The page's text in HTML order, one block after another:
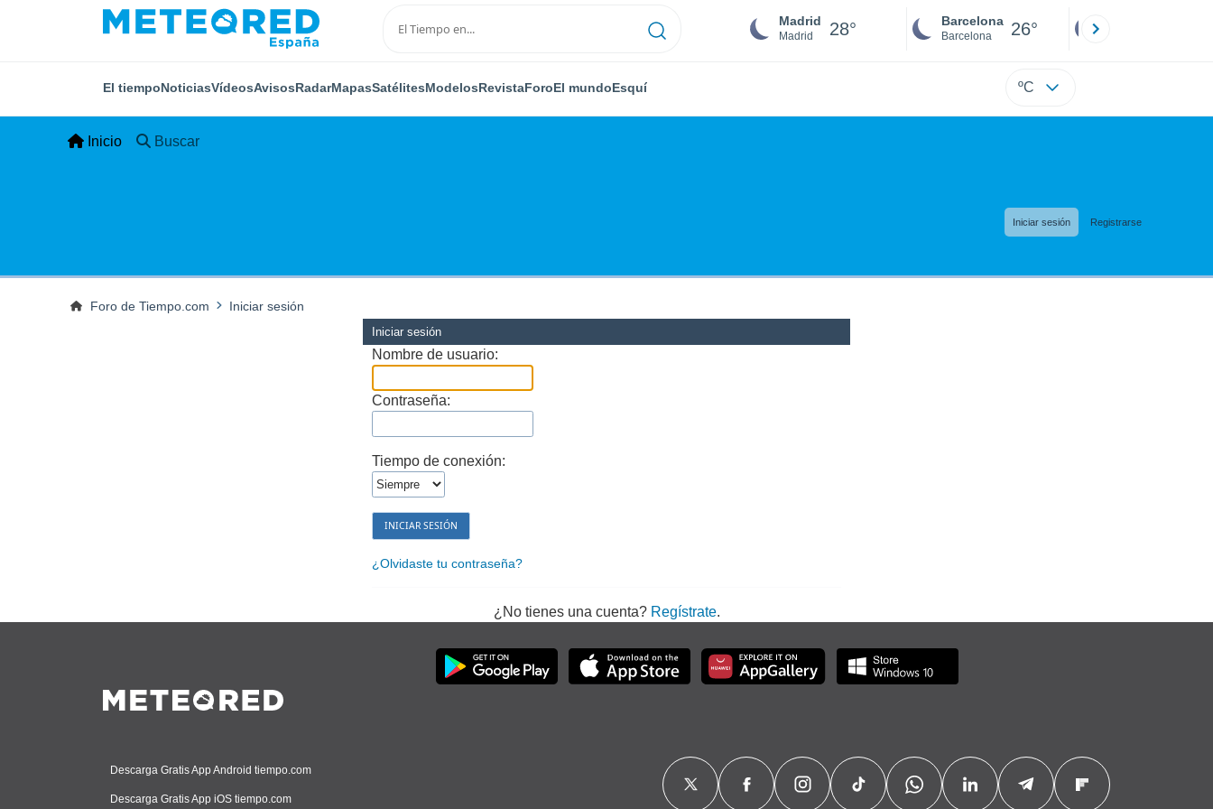
Madrid
Madrid 28° Barcelona
Barcelona 26°
El tiempoNoticiasVídeosAvisosRadarMapasSatélitesModelosRevistaForoEl mundoEsquí ºC
Inicio Buscar
Iniciar sesión Registrarse
Foro de Tiempo.com Iniciar sesión
Iniciar sesión
Nombre de usuario:
Contraseña:
Tiempo de conexión:
¿Olvidaste tu contraseña?
¿No tienes una cuenta? Regístrate.
Descarga Gratis App Android tiempo.com
Descarga Gratis App iOS tiempo.com